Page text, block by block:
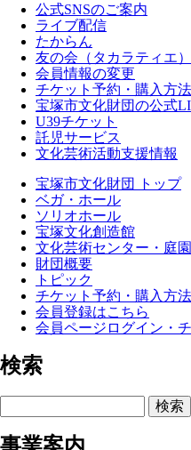
公式SNSのご案内
ライブ配信
たからん
友の会（タカラティエ）
会員情報の変更
チケット予約・購入方法
宝塚市文化財団の公式
U39チケット
託児サービス
文化芸術活動支援情報
宝塚市文化財団 トップ
ベガ・ホール
ソリオホール
宝塚文化創造館
文化芸術センター・庭園
財団概要
トピック
チケット予約・購入方法
会員登録はこちら
会員ページログイン・
検索
検索